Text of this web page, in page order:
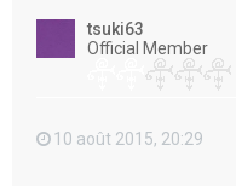
tsuki63
Official Member
10 août 2015, 20:29